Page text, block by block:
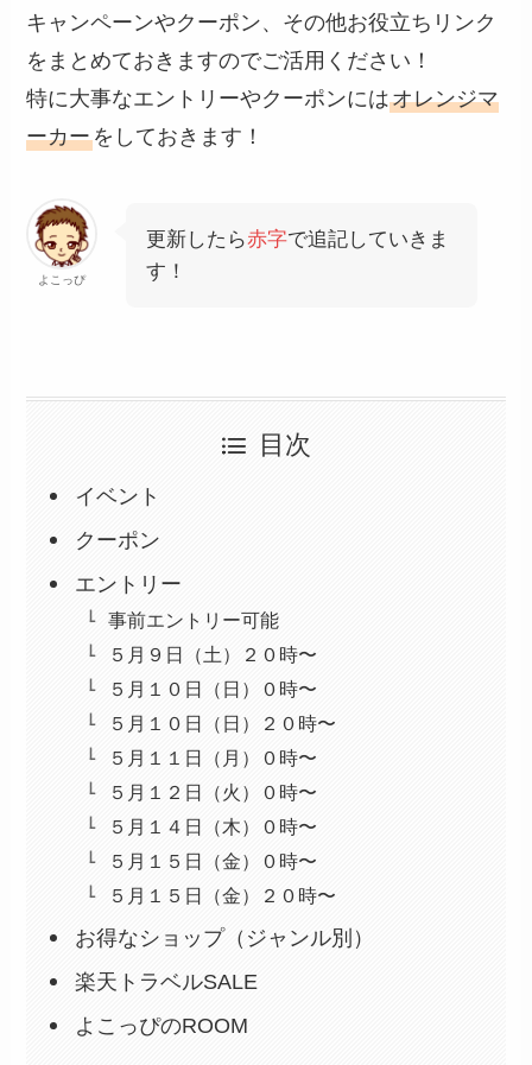
キャンペーンやクーポン、その他お役立ちリンク
をまとめておきますのでご活用ください！
特に大事なエントリーやクーポンにはオレンジマ
ーカーをしておきます！
よこっぴ
更新したら赤字で追記していきま
す！
目次
イベント
クーポン
エントリー
事前エントリー可能
５月９日（土）２０時〜
５月１０日（日）０時〜
５月１０日（日）２０時〜
５月１１日（月）０時〜
５月１２日（火）０時〜
５月１４日（木）０時〜
５月１５日（金）０時〜
５月１５日（金）２０時〜
お得なショップ（ジャンル別）
楽天トラベルSALE
よこっぴのROOM